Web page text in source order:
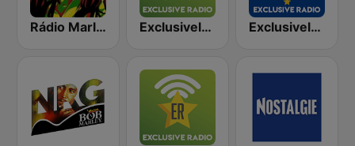
Rádio Marley Exclusively Bob Marley Exclusively Bob Marley - HITS